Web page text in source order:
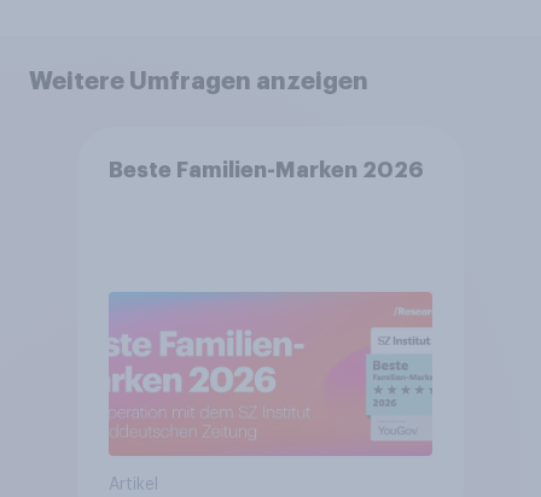
Weitere Umfragen anzeigen
Beste Familien-Marken 2026
Artikel